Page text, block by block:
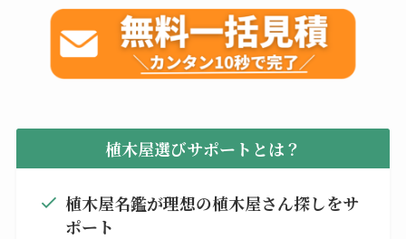
植木屋選びサポートとは？
植木屋名鑑が理想の植木屋さん探しをサ
ポート